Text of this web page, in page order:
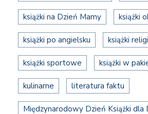
książki na Dzień Mamy książki
książki po angielsku książki
książki sportowe książki w
kulinarne literatura faktu
Międzynarodowy Dzień Książki dla